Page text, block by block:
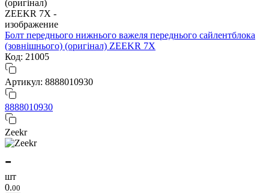
Болт переднього нижнього важеля переднього сайлентблока
(зовнішнього) (оригінал) ZEEKR 7X
Код: 21005
Артикул: 8888010930
8888010930
Zeekr
-
шт
0.00